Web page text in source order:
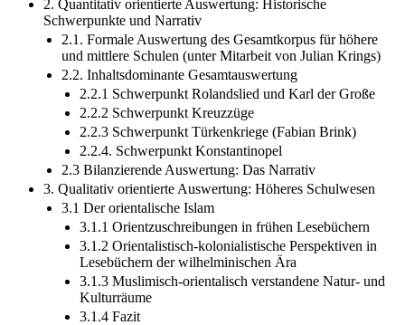
2. Quantitativ orientierte Auswertung: Historische
Schwerpunkte und Narrativ
2.1. Formale Auswertung des Gesamtkorpus für höhere
und mittlere Schulen (unter Mitarbeit von Julian Krings)
2.2. Inhaltsdominante Gesamtauswertung
2.2.1 Schwerpunkt Rolandslied und Karl der Große
2.2.2 Schwerpunkt Kreuzzüge
2.2.3 Schwerpunkt Türkenkriege (Fabian Brink)
2.2.4. Schwerpunkt Konstantinopel
2.3 Bilanzierende Auswertung: Das Narrativ
3. Qualitativ orientierte Auswertung: Höheres Schulwesen
3.1 Der orientalische Islam
3.1.1 Orientzuschreibungen in frühen Lesebüchern
3.1.2 Orientalistisch-kolonialistische Perspektiven in
Lesebüchern der wilhelminischen Ära
3.1.3 Muslimisch-orientalisch verstandene Natur- und
Kulturräume
3.1.4 Fazit